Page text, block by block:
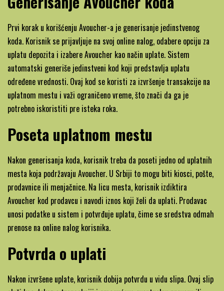
Prvi korak u korišćenju Avoucher-a je generisanje jedinstvenog
koda. Korisnik se prijavljuje na svoj online nalog, odabere opciju za
uplatu depozita i izabere Avoucher kao način uplate. Sistem
automatski generiše jedinstveni kod koji predstavlja uplatu
određene vrednosti. Ovaj kod se koristi za izvršenje transakcije na
uplatnom mestu i važi ograničeno vreme, što znači da ga je
potrebno iskoristiti pre isteka roka.
Poseta uplatnom mestu
Nakon generisanja koda, korisnik treba da poseti jedno od uplatnih
mesta koja podržavaju Avoucher. U Srbiji to mogu biti kiosci, pošte,
prodavnice ili menjačnice. Na licu mesta, korisnik izdiktira
Avoucher kod prodavcu i navodi iznos koji želi da uplati. Prodavac
unosi podatke u sistem i potvrđuje uplatu, čime se sredstva odmah
prenose na online nalog korisnika.
Potvrda o uplati
Nakon izvršene uplate, korisnik dobija potvrdu u vidu slipa. Ovaj slip